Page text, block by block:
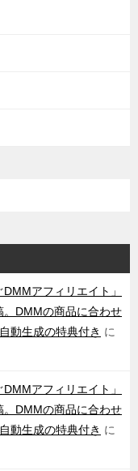
アフィリエイト」
DMMの商品に合わせ
動生成の特典付き に
アフィリエイト」
DMMの商品に合わせ
動生成の特典付き に